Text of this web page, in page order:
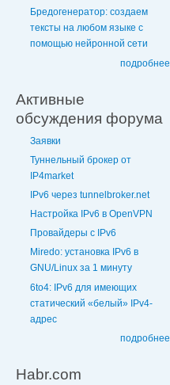
Бредогенератор: создаем
тексты на любом языке с
помощью нейронной сети
подробнее
Активные
обсуждения форума
Заявки
Туннельный брокер от
IP4market
IPv6 через tunnelbroker.net
Настройка IPv6 в OpenVPN
Провайдеры с IPv6
Miredo: установка IPv6 в
GNU/Linux за 1 минуту
6to4: IPv6 для имеющих
статический «белый» IPv4-
адрес
подробнее
Habr.com